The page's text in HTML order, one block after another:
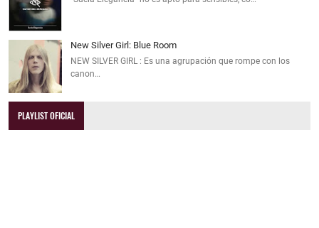
New Silver Girl: Blue Room
NEW SILVER GIRL : Es una agrupación que rompe con los
canon…
PLAYLIST OFICIAL